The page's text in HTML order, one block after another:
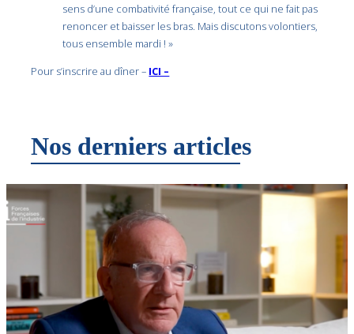
sens d’une combativité française, tout ce qui ne fait pas
renoncer et baisser les bras. Mais discutons volontiers,
tous ensemble mardi ! »
Pour s’inscrire au dîner – ICI –
Nos derniers articles